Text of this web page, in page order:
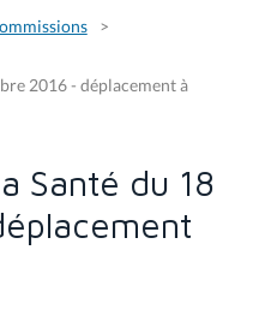
2016 - déplacement à
Santé du 18